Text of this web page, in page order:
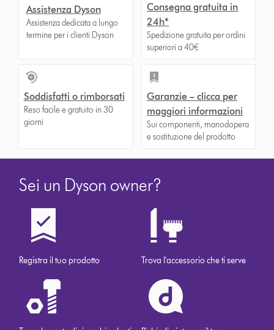
Assistenza Dyson
Assistenza dedicata a lungo
termine per i clienti Dyson
Consegna gratuita in
24h*
Spedizione gratuita per ordini
superiori a 40€
Soddisfatti o rimborsati
Reso facile e gratuito in 30
giorni
Garanzie – clicca per
maggiori informazioni
Sui componenti, manodopera
e sostituzione del prodotto
Sei un Dyson owner?
Registra il tuo prodotto Trova l'accessorio che ti serve